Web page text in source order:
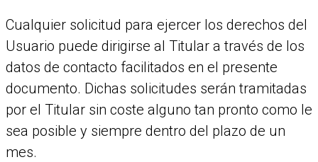
Cualquier solicitud para ejercer los derechos del
Usuario puede dirigirse al Titular a través de los
datos de contacto facilitados en el presente
documento. Dichas solicitudes serán tramitadas
por el Titular sin coste alguno tan pronto como le
sea posible y siempre dentro del plazo de un
mes.